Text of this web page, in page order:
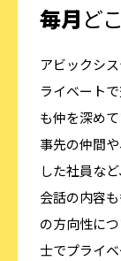
毎月 ど
アビックシ
ライベート
も仲を深め
事先の仲間
した社員な
会話の内容
の方向性に
士でプライ